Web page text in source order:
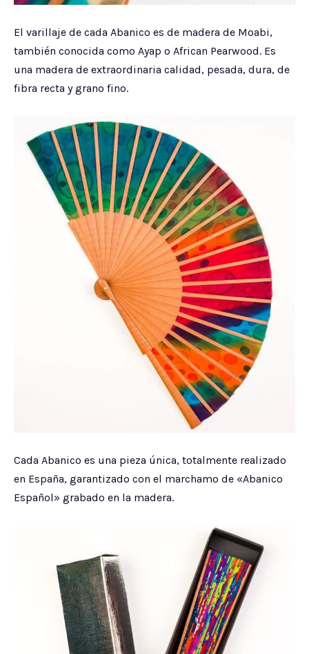
El varillaje de cada Abanico es de madera de Moabi,
también conocida como Ayap o African Pearwood. Es
una madera de extraordinaria calidad, pesada, dura, de
fibra recta y grano fino.
Cada Abanico es una pieza única, totalmente realizado
en España, garantizado con el marchamo de «Abanico
Español» grabado en la madera.